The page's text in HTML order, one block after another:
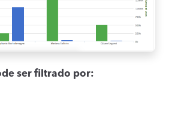
ser filtrado por: